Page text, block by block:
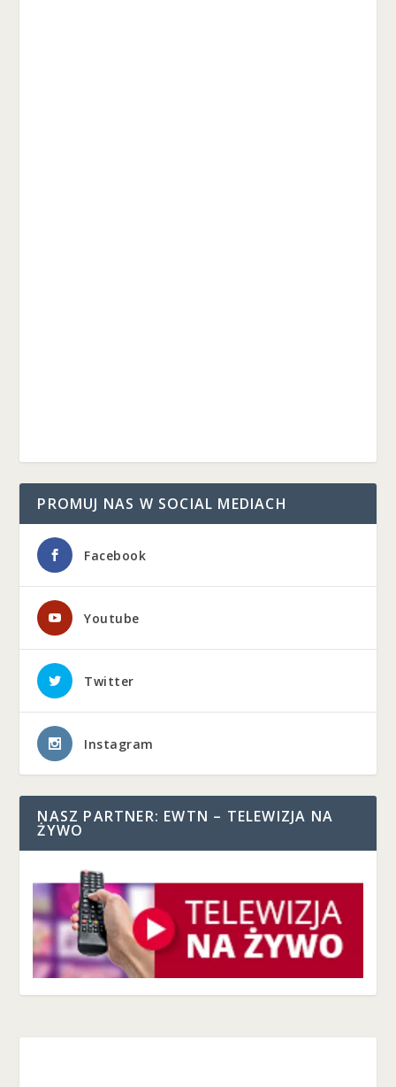
PROMUJ NAS W SOCIAL MEDIACH
Facebook
Youtube
Twitter
Instagram
NASZ PARTNER: EWTN – TELEWIZJA NA
ŻYWO